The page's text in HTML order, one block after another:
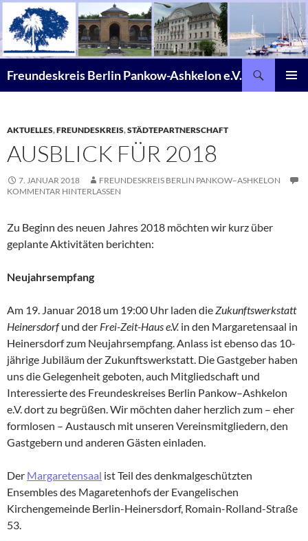
Zum
Inhalt
springen
Freundeskreis Berlin Pankow-Ashkelon e.V.
AKTUELLES,FREUNDESKREIS,STÄDTEPARTNERSCHAFT
AUSBLICK FÜR 2018
7. JANUAR 2018
FREUNDESKREIS BERLIN PANKOW–ASHKELON
KOMMENTAR HINTERLASSEN
Zu Beginn des neuen Jahres 2018 möchten wir kurz über
geplante Aktivitäten berichten:
Neujahrsempfang
Am 19. Januar 2018 um 19:00 Uhr laden dieZukunftswerkstatt
Heinersdorfund der Frei-Zeit-Haus e.V. in den Margaretensaal in
Heinersdorf zum Neujahrsempfang. Anlass ist ebenso das 10-
jährige Jubiläum der Zukunftswerkstatt. Die Gastgeber haben
uns die Gelegenheit geboten, auch Mitgliedschaft und
Interessierte des Freundeskreises Berlin Pankow–Ashkelon
e.V. dort zu begrüßen. Wir möchten daher herzlich zum – eher
formlosen – Austausch mit unseren Vereinsmitgliedern, den
Gastgebern und anderen Gästen einladen.
Der Margaretensaal ist Teil des denkmalgeschützten
Ensembles des Magaretenhofs der Evangelischen
Kirchengemeinde Berlin-Heinersdorf, Romain-Rolland-Straße
53.